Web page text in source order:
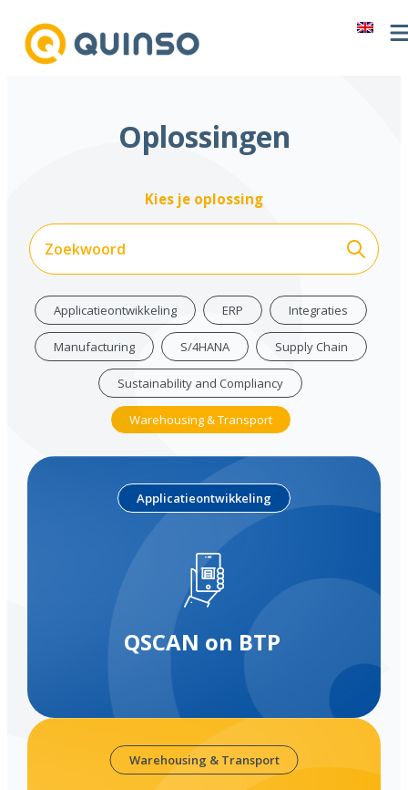
naar
Oplossingen
Kies je oplossing
Applicatieontwikkeling ERP Integraties
Manufacturing S/4HANA Supply Chain
Sustainability and Compliancy
Warehousing & Transport
Applicatieontwikkeling
QSCAN on BTP
Warehousing & Transport